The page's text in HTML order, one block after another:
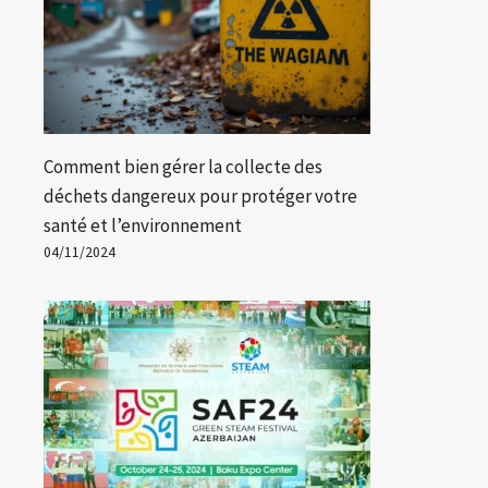
Comment bien gérer la collecte des
déchets dangereux pour protéger votre
santé et l’environnement
04/11/2024